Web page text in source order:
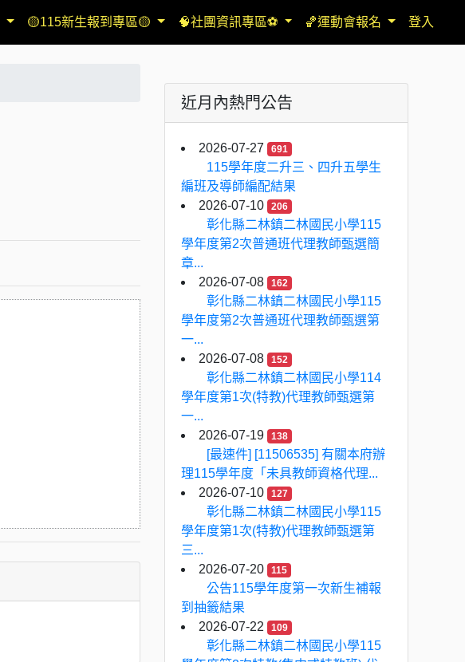
🟡115新生報到專區🟡 🧠社團資訊專區⚽ 🏀運動會報名 登入
近月內熱門公告
2026-07-27 691
115學年度二升三、四升五學生
編班及導師編配結果
2026-07-10
206
彰化縣二林鎮二林國民小學115
學年度第2次普通班代理教師甄選簡
章...
2026-07-08
162
彰化縣二林鎮二林國民小學115
學年度第2次普通班代理教師甄選第
一...
2026-07-08
152
彰化縣二林鎮二林國民小學114
學年度第1次(特教)代理教師甄選第
一...
2026-07-19
138
[最速件] [11506535] 有關本府辦
理115學年度「未具教師資格代理...
2026-07-10
127
彰化縣二林鎮二林國民小學115
學年度第1次(特教)代理教師甄選第
三...
2026-07-20
115
公告115學年度第一次新生補報
到抽籤結果
2026-07-22
109
彰化縣二林鎮二林國民小學115